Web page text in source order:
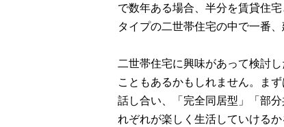
で数年ある場合、半分を賃貸住
タイプの二世帯住宅の中で一番
二世帯住宅に興味があって検討
こともあるかもしれません。ま
話し合い、「完全同居型」「部
れぞれが楽しく生活していける